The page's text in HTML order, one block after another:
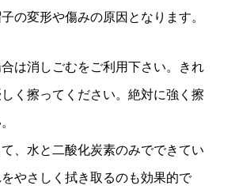
の変形や傷みの原因となります。
は消しごむをご利用下さい。きれ
く擦ってください。絶対に強く擦
、水と二酸化炭素のみでできてい
やさしく拭き取るのも効果的で